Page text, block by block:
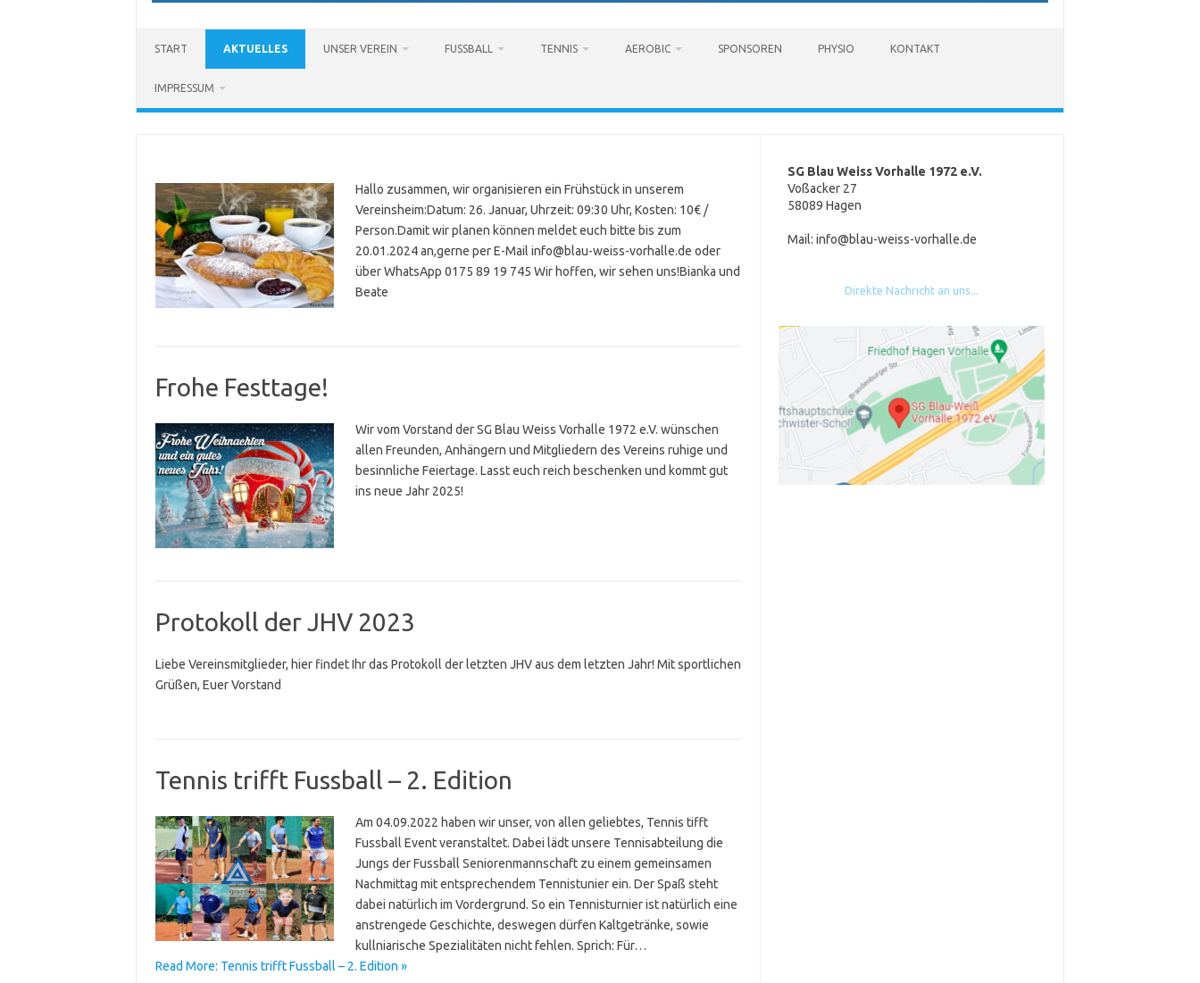
START AKTUELLES UNSER VEREIN FUSSBALL TENNIS AEROBIC SPONSOREN PHYSIO KONTAKT
IMPRESSUM
Hallo zusammen, wir organisieren ein Frühstück in unserem
Vereinsheim:Datum: 26. Januar, Uhrzeit: 09:30 Uhr, Kosten: 10€ /
Person.Damit wir planen können meldet euch bitte bis zum
20.01.2024 an,gerne per E-Mail info@blau-weiss-vorhalle.de oder
über WhatsApp 0175 89 19 745 Wir hoffen, wir sehen uns!Bianka und
Beate
Frohe Festtage!
Wir vom Vorstand der SG Blau Weiss Vorhalle 1972 e.V. wünschen
allen Freunden, Anhängern und Mitgliedern des Vereins ruhige und
besinnliche Feiertage. Lasst euch reich beschenken und kommt gut
ins neue Jahr 2025!
Protokoll der JHV 2023
Liebe Vereinsmitglieder, hier findet Ihr das Protokoll der letzten JHV aus dem letzten Jahr! Mit sportlichen
Grüßen, Euer Vorstand
Tennis trifft Fussball – 2. Edition
Am 04.09.2022 haben wir unser, von allen geliebtes, Tennis tifft
Fussball Event veranstaltet. Dabei lädt unsere Tennisabteilung die
Jungs der Fussball Seniorenmannschaft zu einem gemeinsamen
Nachmittag mit entsprechendem Tennistunier ein. Der Spaß steht
dabei natürlich im Vordergrund. So ein Tennisturnier ist natürlich eine
anstrengede Geschichte, deswegen dürfen Kaltgetränke, sowie
kullniarische Spezialitäten nicht fehlen. Sprich: Für…
Read More: Tennis trifft Fussball – 2. Edition »
SG Blau Weiss Vorhalle 1972 e.V.
Voßacker 27
58089 Hagen
Mail: info@blau-weiss-vorhalle.de
Direkte Nachricht an uns...